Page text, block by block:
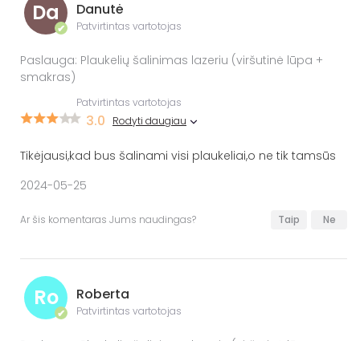
Da
✔
Danutė
Patvirtintas vartotojas
Paslauga: Plaukelių šalinimas lazeriu (viršutinė lūpa +
smakras)
Patvirtintas vartotojas
3.0 Rodyti daugiau
Tikėjausi,kad bus šalinami visi plaukeliai,o ne tik tamsūs
2024-05-25
Ar šis komentaras Jums naudingas? Taip Ne
Ro
✔
Roberta
Patvirtintas vartotojas